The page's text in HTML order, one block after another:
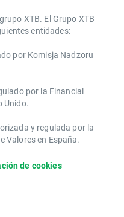
XTB. El Grupo XTB
entidades:
por Komisja Nadzoru
por la ​Financial
Unido.
y regulada por la
Valores en España.
de cookies